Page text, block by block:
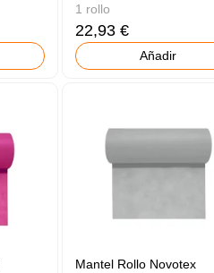
1 rollo
22,93 €
Añadir
Mantel Rollo Novotex